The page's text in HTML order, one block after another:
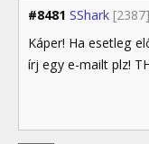
#8481 SShark [2387]
Káper! Ha esetleg
írj egy e-mailt plz!